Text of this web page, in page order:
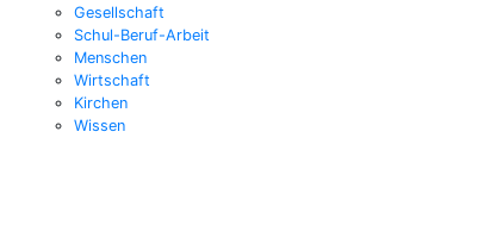
Gesellschaft
Schul-Beruf-Arbeit
Menschen
Wirtschaft
Kirchen
Wissen